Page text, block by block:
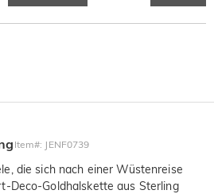
Item#: JENF0739
die sich nach einer Wüstenreise
Deco-Goldhalskette aus Sterling